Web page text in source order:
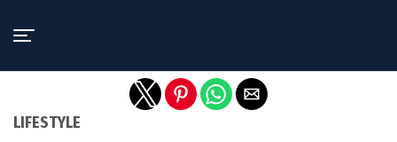
LIFESTYLE